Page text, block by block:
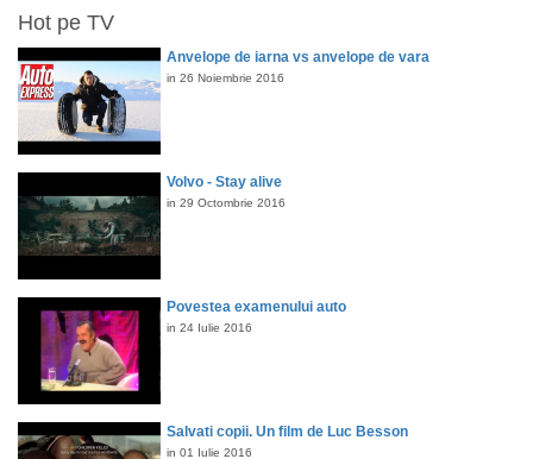
Hot pe TV
Anvelope de iarna vs anvelope de vara
in 26 Noiembrie 2016
Volvo - Stay alive
in 29 Octombrie 2016
Povestea examenului auto
in 24 Iulie 2016
Salvati copii. Un film de Luc Besson
in 01 Iulie 2016